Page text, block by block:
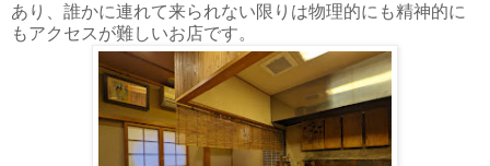
あり、誰かに連れて来られない限りは物理的にも精神的に
もアクセスが難しいお店です。